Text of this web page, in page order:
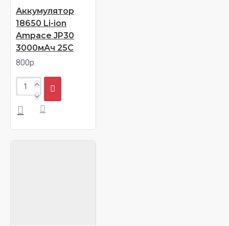
Аккумулятор
18650 Li-ion
Ampace JP30
3000мАч 25С
800р.